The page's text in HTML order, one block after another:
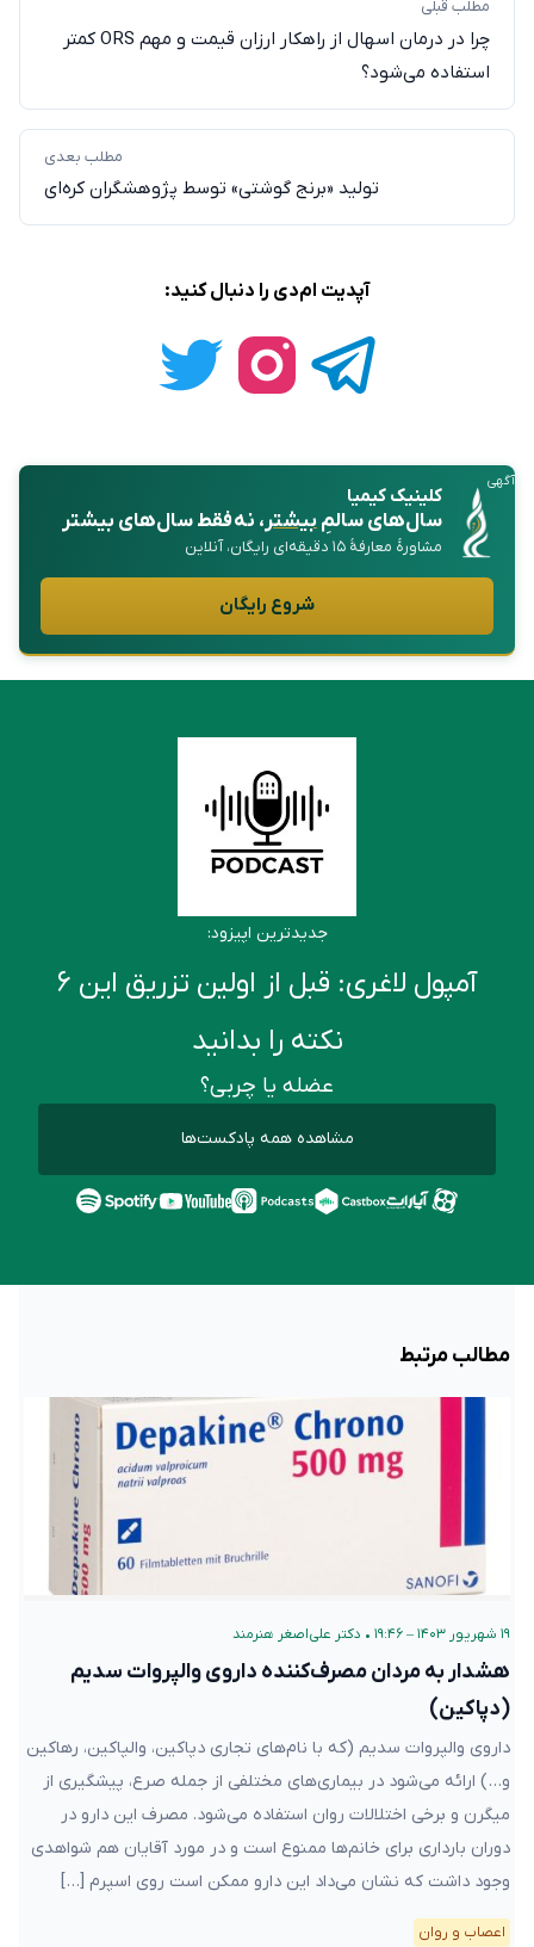
مطلب قبلی
چرا در درمان اسهال از راهکار ارزان قیمت و مهم ORS کمتر
استفاده می‌شود؟
مطلب بعدی
تولید «برنج گوشتی» توسط پژوهشگران کره‌ای
آپدیت ام‌دی را دنبال کنید:
آگهی
کلینیک کیمیا
سال‌های سالمِبیشتر، نه فقط سال‌های بیشتر
مشاورهٔ معارفهٔ ۱۵ دقیقه‌ای رایگان، آنلاین
شروع رایگان
جدیدترین اپیزود:
آمپول لاغری: قبل از اولین تزریق این ۶
نکته را بدانید
عضله یا چربی؟
مشاهده همه پادکست‌ها
مطالب مرتبط
۱۹ شهریور ۱۴۰۳ – ۱۹:۴۶ • دکتر علی‌اصغر هنرمند
هشدار به مردان مصرف‌کننده داروی والپروات سدیم
(دپاکین)
داروی والپروات سدیم (که با نام‌های تجاری دپاکین، والپاکین، رهاکین
و…) ارائه می‌شود در بیماری‌های مختلفی از جمله صرع، پیشگیری از
میگرن و برخی اختلالات روان استفاده می‌شود. مصرف این دارو در
دوران بارداری برای خانم‌ها ممنوع است و در مورد آقایان هم شواهدی
وجود داشت که نشان می‌داد این دارو ممکن است روی اسپرم […]
اعصاب و روان